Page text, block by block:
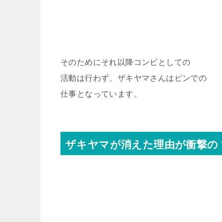
そのためにそれ以降コンビとしての
活動は行わず、ザキヤマさんはピンでの
仕事となっています。
ザキヤマが消えた理由が衝撃の